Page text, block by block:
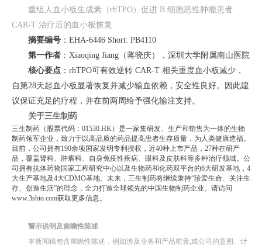
重组人血小板生成素（rhTPO）促进 B 细胞恶性肿瘤患者
CAR-T 治疗后的血小板恢复
摘要编号 ： EHA-6446 Short: PB4110
第一作者 ： Xiaoqing Jiang（蒋晓庆），深圳大学附属南山医院
核心要点 ： rhTPO可有效逆转 CAR-T 相关重度血小板减少，
自第28天起血小板显著恢复并减少输血依赖，安全性良好。因此建
议保证充足的疗程，并在前两周给予强化输注支持。
关于三生制药
三生制药（股票代码：01530.HK）是一家集研发、生产和销售为一体的生物
制药领军企业，致力于以高品质的药品提高患者生存质量，为人类健康造福。
目前，公司拥有190余项国家发明专利授权，近40种上市产品，27种在研产
品，覆盖肾科、肿瘤科、自身免疫性疾病、眼科及皮肤科等多种治疗领域。公
司拥有抗体药物国家工程研究中心以及生物药和化药双平台的6大研发基地，4
大生产基地及4大CDMO基地。未来，三生制药将继续秉持“珍爱生命、关注生
存、创造生活”的理念，全力打造全球领先的中国生物制药企业。请访问
www.3sbio.com获取更多信息。
警示说明及前瞻性陈述
本新闻稿包含前瞻性陈述，例如涉及业务和产品前景,或公司的意图、计